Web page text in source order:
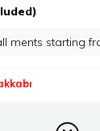
ments starting